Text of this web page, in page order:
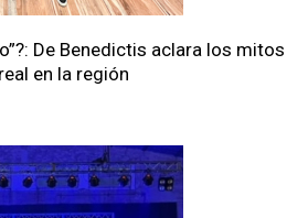
De Benedictis aclara los mitos
en la región